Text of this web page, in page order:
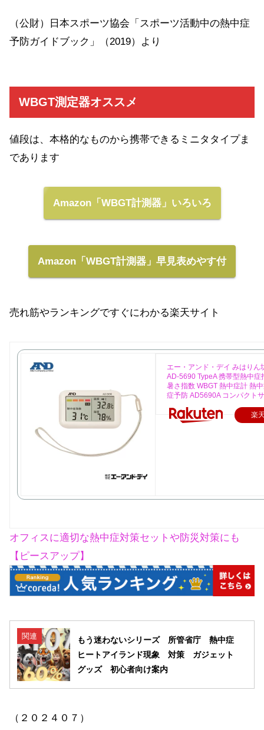
（公財）日本スポーツ協会「スポーツ活動中の熱中症
予防ガイドブック」（2019）より
WBGT測定器オススメ
値段は、本格的なものから携帯できるミニタタイプま
であります
Amazon「WBGT計測器」いろいろ
Amazon「WBGT計測器」早見表めやす付
売れ筋やランキングですぐにわかる楽天サイト
エー・アンド・デイ みはりん
AD-5690 TypeA 携帯型熱中症
暑さ指数 WBGT 熱中症計 熱
症予防 AD5690A コンパクト
楽
オフィスに適切な熱中症対策セットや防災対策にも
【ピースアップ】
関連
もう迷わないシリーズ 所管省庁 熱中症
ヒートアイランド現象 対策 ガジェット
グッズ 初心者向け案内
（２０２４０７）